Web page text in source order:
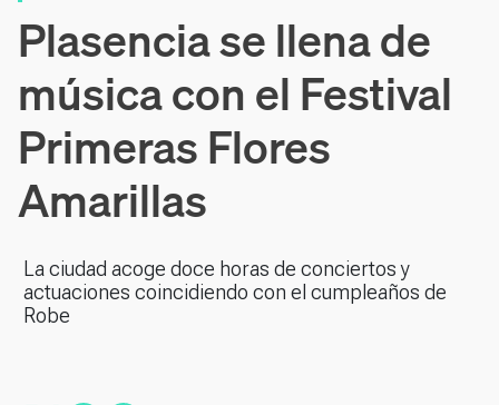
Plasencia se llena de
música con el Festival
Primeras Flores
Amarillas
La ciudad acoge doce horas de conciertos y
actuaciones coincidiendo con el cumpleaños de
Robe